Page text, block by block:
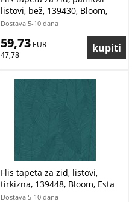
listovi, bež, 139430, Bloom,
Esta Home
Dostava 5-10 dana
59,73 EUR
47,78
Flis tapeta za zid, listovi,
tirkizna, 139448, Bloom, Esta
Home
Dostava 5-10 dana